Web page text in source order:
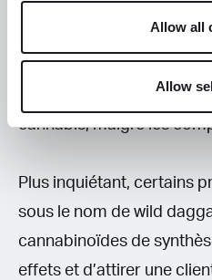
Allow all
Allow
cependant inconstants,
mode de préparation, de
des sensibilités
action est bien moins
cannabis, malgré les
Plus inquiétant, certains
sous le nom de wild
cannabinoïdes de
effets et d’attirer une